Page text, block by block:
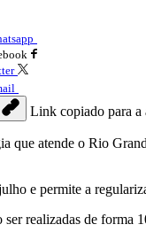
Link copiado para a
que atende o Rio
e permite a
ser realizadas de